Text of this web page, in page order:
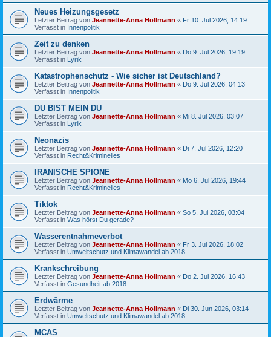
Neues Heizungsgesetz
Letzter Beitrag von Jeannette-Anna Hollmann « Fr 10. Jul 2026, 14:19
Verfasst in Innenpolitik
Zeit zu denken
Letzter Beitrag von Jeannette-Anna Hollmann « Do 9. Jul 2026, 19:19
Verfasst in Lyrik
Katastrophenschutz - Wie sicher ist Deutschland?
Letzter Beitrag von Jeannette-Anna Hollmann « Do 9. Jul 2026, 04:13
Verfasst in Innenpolitik
DU BIST MEIN DU
Letzter Beitrag von Jeannette-Anna Hollmann « Mi 8. Jul 2026, 03:07
Verfasst in Lyrik
Neonazis
Letzter Beitrag von Jeannette-Anna Hollmann « Di 7. Jul 2026, 12:20
Verfasst in Recht&Kriminelles
IRANISCHE SPIONE
Letzter Beitrag von Jeannette-Anna Hollmann « Mo 6. Jul 2026, 19:44
Verfasst in Recht&Kriminelles
Tiktok
Letzter Beitrag von Jeannette-Anna Hollmann « So 5. Jul 2026, 03:04
Verfasst in Was hörst Du gerade?
Wasserentnahmeverbot
Letzter Beitrag von Jeannette-Anna Hollmann « Fr 3. Jul 2026, 18:02
Verfasst in Umweltschutz und Klimawandel ab 2018
Krankschreibung
Letzter Beitrag von Jeannette-Anna Hollmann « Do 2. Jul 2026, 16:43
Verfasst in Gesundheit ab 2018
Erdwärme
Letzter Beitrag von Jeannette-Anna Hollmann « Di 30. Jun 2026, 03:14
Verfasst in Umweltschutz und Klimawandel ab 2018
MCAS